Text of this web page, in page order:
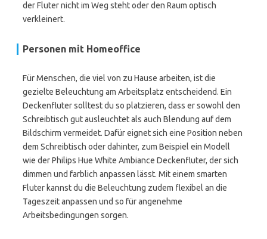
der Fluter nicht im Weg steht oder den Raum optisch
verkleinert.
Personen mit Homeoffice
Für Menschen, die viel von zu Hause arbeiten, ist die
gezielte Beleuchtung am Arbeitsplatz entscheidend. Ein
Deckenfluter solltest du so platzieren, dass er sowohl den
Schreibtisch gut ausleuchtet als auch Blendung auf dem
Bildschirm vermeidet. Dafür eignet sich eine Position neben
dem Schreibtisch oder dahinter, zum Beispiel ein Modell
wie der Philips Hue White Ambiance Deckenfluter, der sich
dimmen und farblich anpassen lässt. Mit einem smarten
Fluter kannst du die Beleuchtung zudem flexibel an die
Tageszeit anpassen und so für angenehme
Arbeitsbedingungen sorgen.